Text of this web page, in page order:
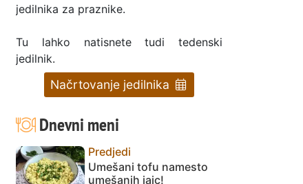
jedilnika za praznike.
Tu lahko natisnete tudi tedenski
jedilnik.
Načrtovanje jedilnika
Dnevni meni
Predjedi
Umešani tofu namesto
umešanih jajc!